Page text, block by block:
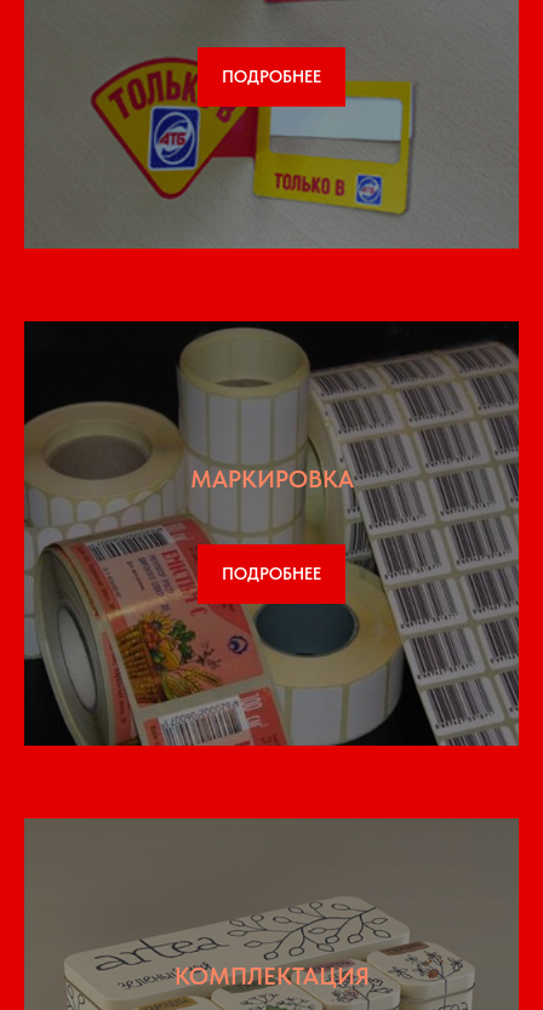
ПОДРОБНЕЕ
МАРКИРОВКА
ПОДРОБНЕЕ
КОМПЛЕКТАЦИЯ